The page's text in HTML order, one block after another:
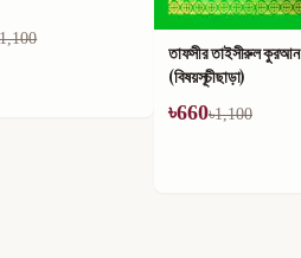
1,100
তাফসীর তাইসীরুল কুরআন
(বিষয়সূচীছাড়া)
৳660৳1,100